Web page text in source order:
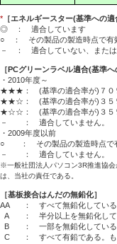
* ［エネルギースター(基準への適
◎ ： 適合しています
○ ： その製品の製造時点で有
－ ： 適合していない、または
［PCグリーンラベル適合(基準へ
・2010年度～
★★★： (基準の適合率が)７０
★★☆： (基準の適合率が)３５
★☆☆： (基準の適合率が)３５
－ ： 適合していません。
・2009年度以前
○ ： その製品の製造時点で有
－ ： 適合していません。
※一般社団法人パソコン3R推進協
は、当社の責任である。
［基板接合はんだの無鉛化］
AA
： すべて無鉛化している
A
： 半分以上を無鉛化し
B
： 一部を無鉛化している
C
： すべて有鉛である。